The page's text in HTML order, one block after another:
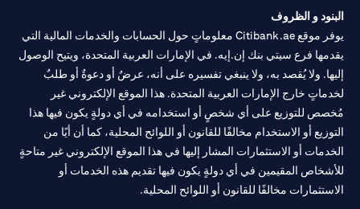
البنود و الظروف
يوفر موقع Citibank.ae معلوماتٍ حول الحسابات والخدمات المالية التي
يقدمها فرع سيتي بنك إن.إيه. في الإمارات العربية المتحدة، ويتيح الوصول
إليها. ولا يُقصد به، ولا ينبغي تفسيره على أنه، عرضٌ أو دعوةٌ أو طلبٌ
لخدماتٍ خارج الإمارات العربية المتحدة. هذا الموقع الإلكتروني غير
مُخصص للتوزيع على أي شخصٍ أو استخدامه في أي دولةٍ يكون فيها هذا
التوزيع أو الاستخدام مخالفًا للقانون أو اللوائح المحلية، كما أن أيًا من
الخدمات أو الاستثمارات المشار إليها في هذا الموقع الإلكتروني غير متاحةٍ
للأشخاص المقيمين في أي دولةٍ يكون فيها تقديم هذه الخدمات أو
الاستثمارات مخالفًا للقانون أو اللوائح المحلية.